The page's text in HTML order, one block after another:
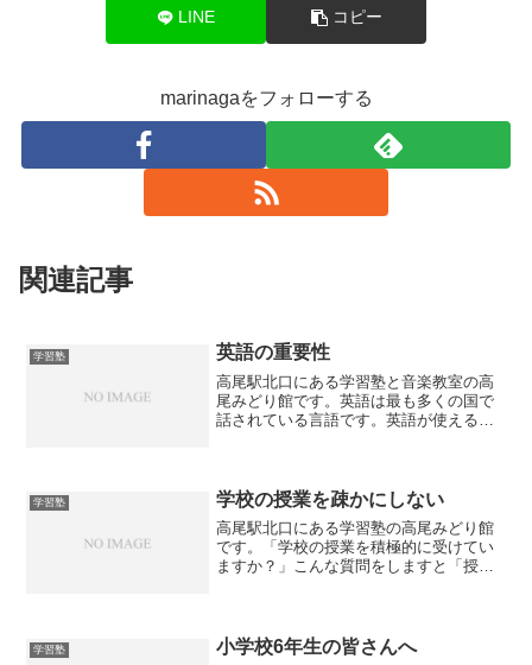
LINE コピー
marinagaをフォローする
関連記事
学習塾 英語の重要性
高尾駅北口にある学習塾と音楽教室の高
尾みどり館です。英語は最も多くの国で
話されている言語です。英語が使えるこ
入試科目が分かれる大学入試...
学習塾 学校の授業を疎かにしない
高尾駅北口にある学習塾の高尾みどり館
です。「学校の授業を積極的に受けてい
ますか？」こんな質問をしますと「授業
てきます。確かに定期テス...
学習塾 小学校6年生の皆さんへ